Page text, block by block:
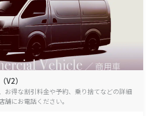
V2）
お得な割引料金や予約、乗り捨てなどの詳細
舗にお電話ください。